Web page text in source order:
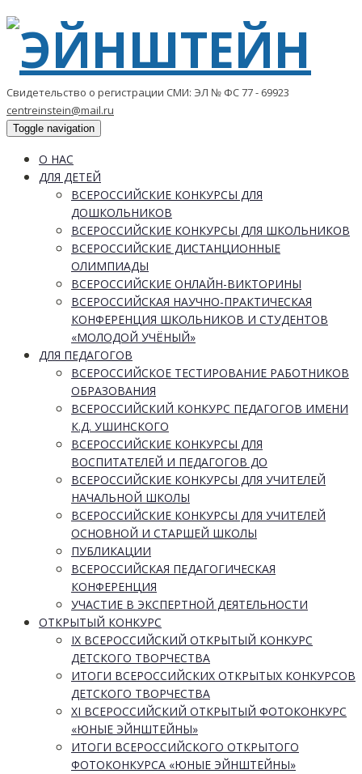
Свидетельство о регистрации СМИ: ЭЛ № ФС 77 - 69923
centreinstein@mail.ru
Toggle navigation
О НАС
ДЛЯ ДЕТЕЙ
ВСЕРОССИЙСКИЕ КОНКУРСЫ ДЛЯ
ДОШКОЛЬНИКОВ
ВСЕРОССИЙСКИЕ КОНКУРСЫ ДЛЯ ШКОЛЬНИКОВ
ВСЕРОССИЙСКИЕ ДИСТАНЦИОННЫЕ
ОЛИМПИАДЫ
ВСЕРОССИЙСКИЕ ОНЛАЙН-ВИКТОРИНЫ
ВСЕРОССИЙСКАЯ НАУЧНО-ПРАКТИЧЕСКАЯ
КОНФЕРЕНЦИЯ ШКОЛЬНИКОВ И СТУДЕНТОВ
«МОЛОДОЙ УЧЁНЫЙ»
ДЛЯ ПЕДАГОГОВ
ВСЕРОССИЙСКОЕ ТЕСТИРОВАНИЕ РАБОТНИКОВ
ОБРАЗОВАНИЯ
ВСЕРОССИЙСКИЙ КОНКУРС ПЕДАГОГОВ ИМЕНИ
К.Д. УШИНСКОГО
ВСЕРОССИЙСКИЕ КОНКУРСЫ ДЛЯ
ВОСПИТАТЕЛЕЙ И ПЕДАГОГОВ ДО
ВСЕРОССИЙСКИЕ КОНКУРСЫ ДЛЯ УЧИТЕЛЕЙ
НАЧАЛЬНОЙ ШКОЛЫ
ВСЕРОССИЙСКИЕ КОНКУРСЫ ДЛЯ УЧИТЕЛЕЙ
ОСНОВНОЙ И СТАРШЕЙ ШКОЛЫ
ПУБЛИКАЦИИ
ВСЕРОССИЙСКАЯ ПЕДАГОГИЧЕСКАЯ
КОНФЕРЕНЦИЯ
УЧАСТИЕ В ЭКСПЕРТНОЙ ДЕЯТЕЛЬНОСТИ
ОТКРЫТЫЙ КОНКУРС
IX ВСЕРОССИЙСКИЙ ОТКРЫТЫЙ КОНКУРС
ДЕТСКОГО ТВОРЧЕСТВА
ИТОГИ ВСЕРОССИЙСКИХ ОТКРЫТЫХ КОНКУРСОВ
ДЕТСКОГО ТВОРЧЕСТВА
XI ВСЕРОССИЙСКИЙ ОТКРЫТЫЙ ФОТОКОНКУРС
«ЮНЫЕ ЭЙНШТЕЙНЫ»
ИТОГИ ВСЕРОССИЙСКОГО ОТКРЫТОГО
ФОТОКОНКУРСА «ЮНЫЕ ЭЙНШТЕЙНЫ»